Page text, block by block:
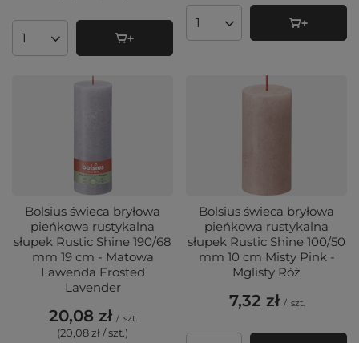
Ilość produktów
Ilość produktów
Bolsius świeca bryłowa
pieńkowa rustykalna
słupek Rustic Shine 190/68
mm 19 cm - Matowa
Lawenda Frosted
Lavender
20,08 zł / szt.
(20,08 zł / szt.)
Bolsius świeca bryłowa
pieńkowa rustykalna
słupek Rustic Shine 100/50
mm 10 cm Misty Pink -
Mglisty Róż
7,32 zł / szt.